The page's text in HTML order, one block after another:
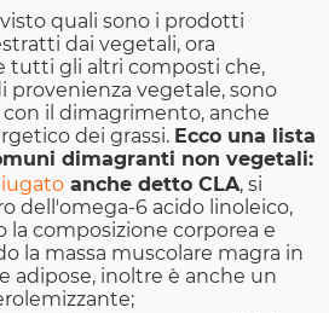
quali sono i prodotti
dai vegetali, ora
tutti gli altri composti che,
provenienza vegetale, sono
il dimagrimento, anche
dei grassi. Ecco una lista
dimagranti non vegetali:
anche detto CLA, si
dell'omega-6 acido linoleico,
la composizione corporea e
la massa muscolare magra in
adipose, inoltre è anche un